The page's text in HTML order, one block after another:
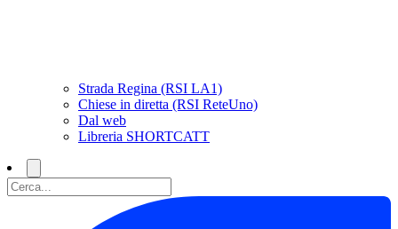
Strada Regina (RSI LA1)
Chiese in diretta (RSI ReteUno)
Dal web
Libreria SHORTCATT